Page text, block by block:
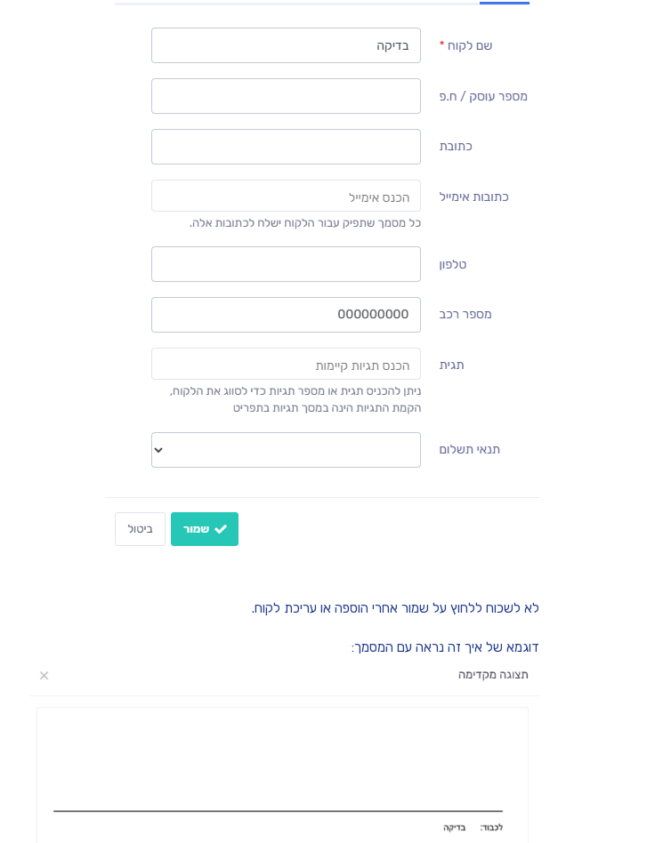
לא לשכוח ללחוץ על שמור אחרי הוספה או עריכת לקוח.
דוגמא של איך זה נראה עם המסמך: